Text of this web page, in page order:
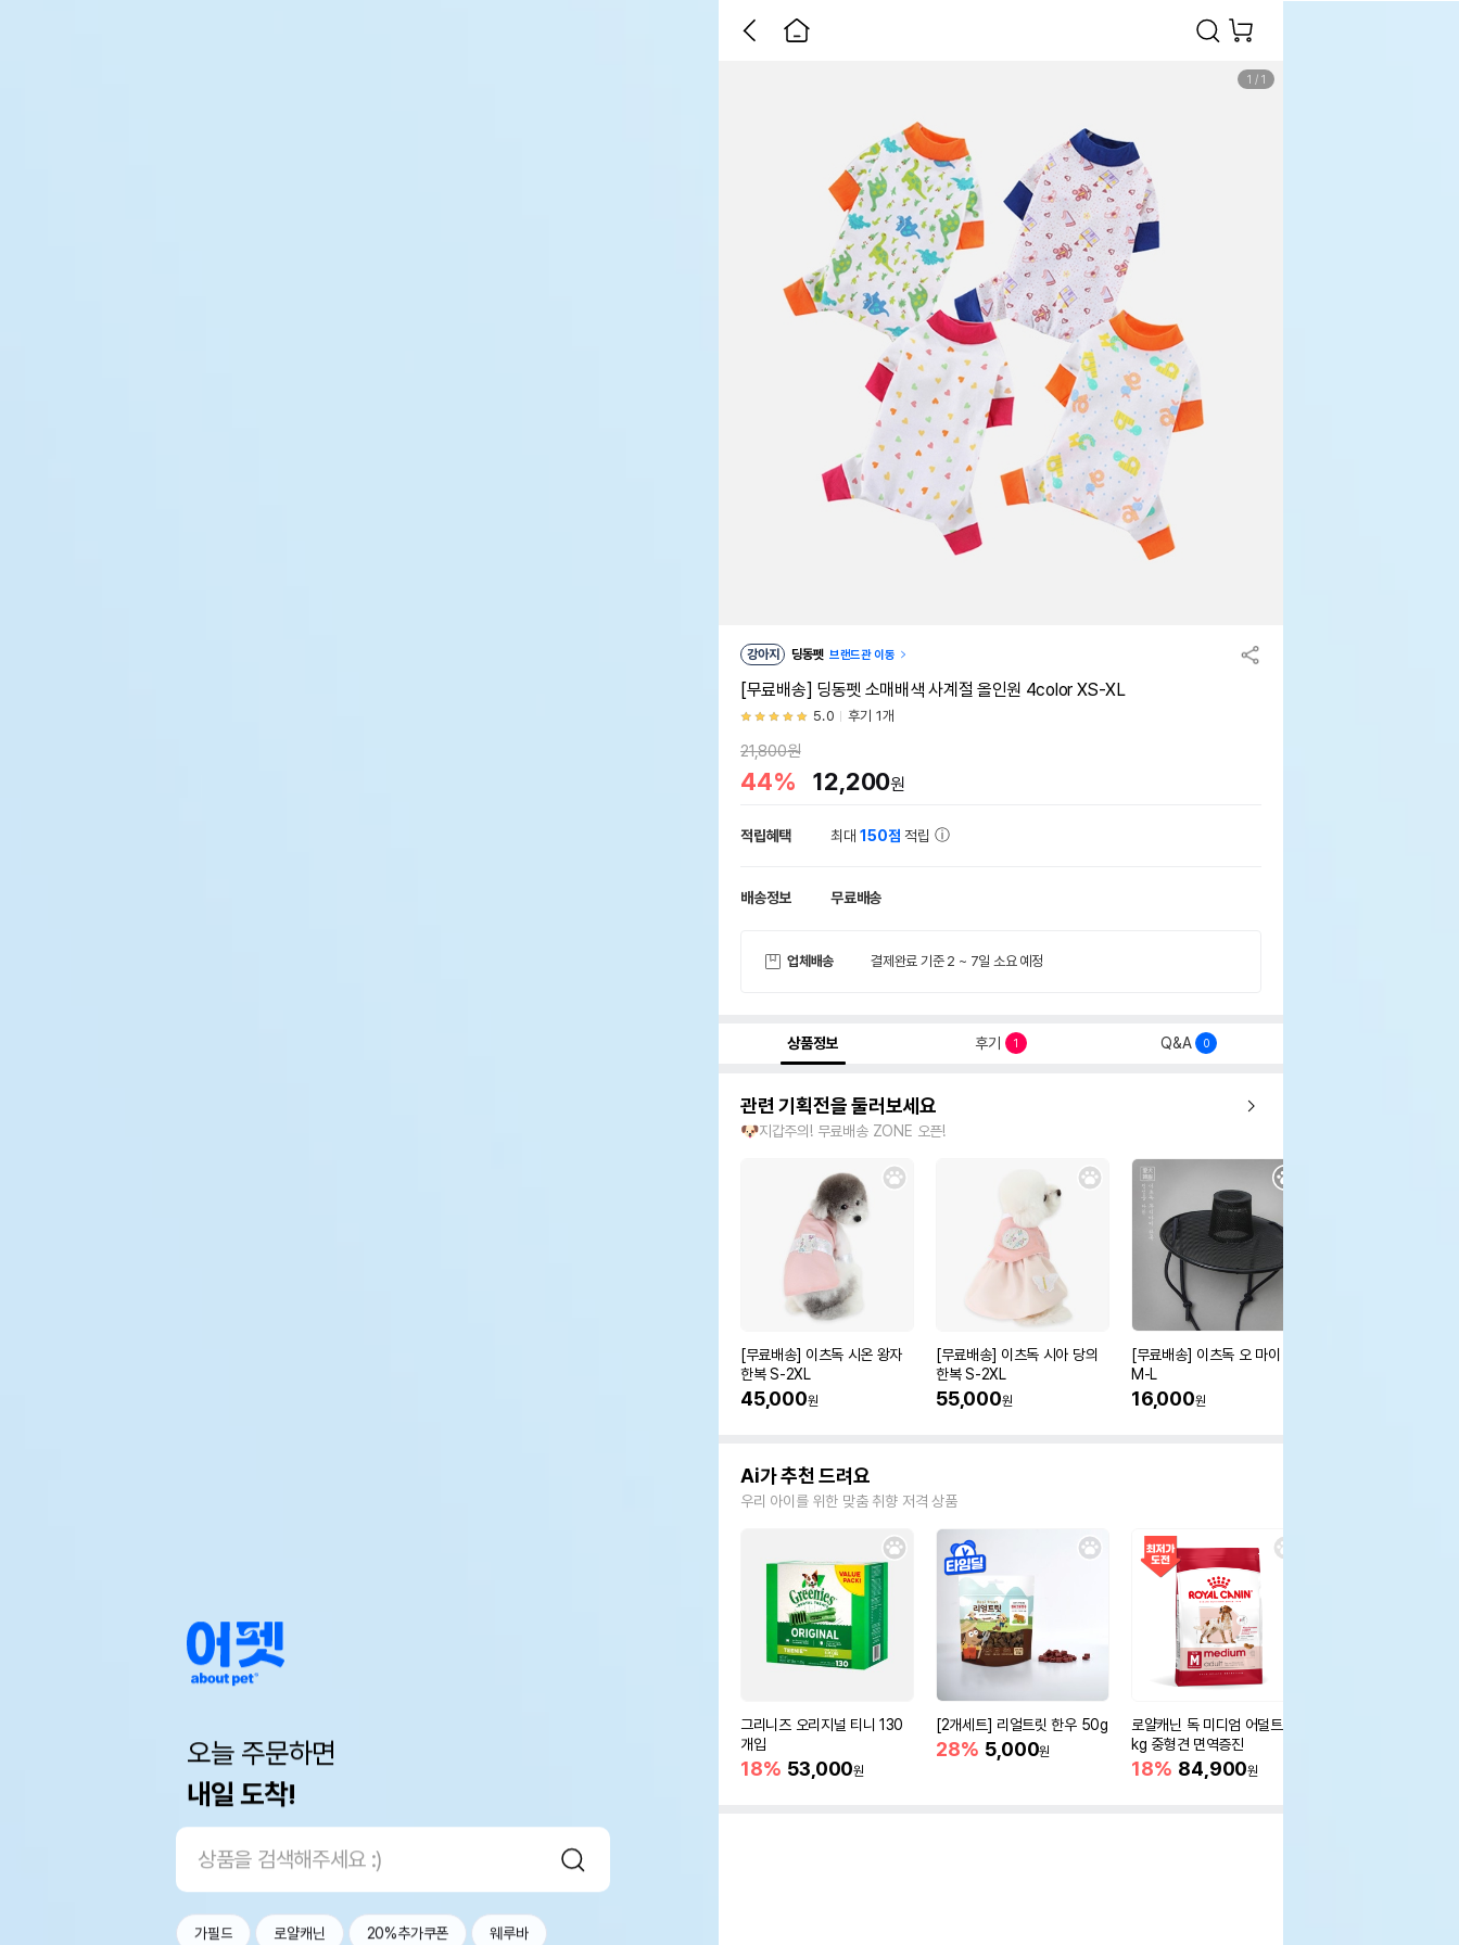
오늘 주문하면
내일 도착!
가필드 로얄캐닌 20%추가쿠폰 웨루바
1 / 1
강아지 딩동펫 브랜드관 이동
[무료배송] 딩동펫 소매배색 사계절 올인원 4color XS-XL
5.0 후기 1개
21,800원
44% 12,200원
적립혜택 최대150점 적립
배송정보 무료배송
업체배송 결제완료 기준 2 ~ 7일 소요 예정
상품정보 후기 1 Q&A 0
관련 기획전을 둘러보세요
🐶지갑주의! 무료배송 ZONE 오픈!
[무료배송] 이츠독 시온 왕자
한복 S-2XL
45,000원
[무료배송] 이츠독 시아 당의
한복 S-2XL
55,000원
[무료배송] 이츠독 오 마이 갓
M-L
16,000원
Ai가 추천 드려요
우리 아이를 위한 맞춤 취향 저격 상품
그리니즈 오리지널 티니 130
개입
18% 53,000원
[2개세트] 리얼트릿 한우 50g
28% 5,000원
로얄캐닌 독 미디엄 어덜트 10
kg 중형견 면역증진
18% 84,900원